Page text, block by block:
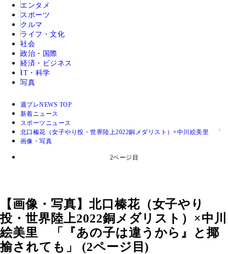
エンタメ
スポーツ
クルマ
ライフ・文化
社会
政治・国際
経済・ビジネス
IT・科学
写真
週プレNEWS TOP
新着ニュース
スポーツニュース
北口榛花（女子やり投・世界陸上2022銅メダリスト）×中川絵美里 「
画像・写真
2ページ目
【画像・写真】北口榛花（女子やり
投・世界陸上2022銅メダリスト）×中川
絵美里 「『あの子は違うから』と揶
揄されても」 (2ページ目)